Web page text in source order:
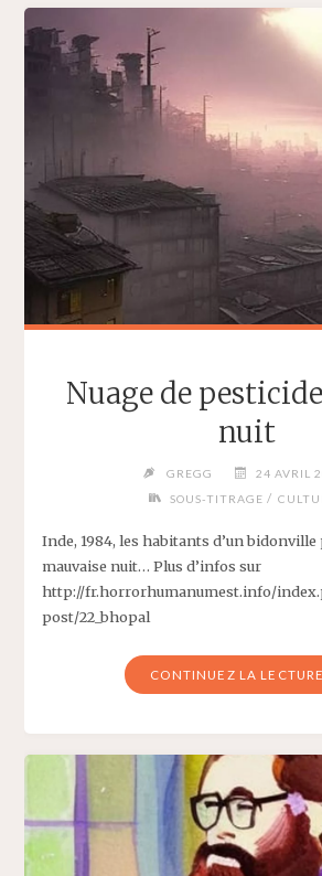
Nuage de
nuit
GREGG
24 AVRIL
SOUS-TITRAGE /
Inde, 1984, les habitants d’un bidonville
mauvaise nuit… Plus d’infos sur
http://fr.horrorhumanumest.info/
post/22_bhopal
CONTINUEZ LA LECTURE